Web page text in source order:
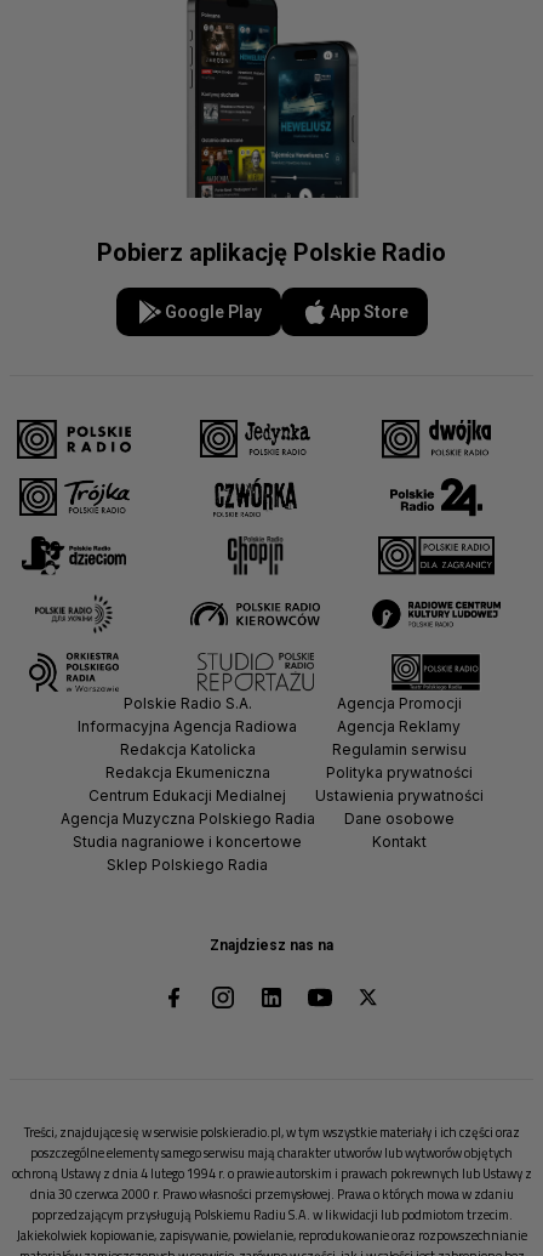
Pobierz aplikację Polskie Radio
Google Play App Store
Znajdziesz nas na
Polskie Radio S.A.
Informacyjna Agencja Radiowa
Redakcja Katolicka
Redakcja Ekumeniczna
Centrum Edukacji Medialnej
Agencja Muzyczna Polskiego Radia
Studia nagraniowe i koncertowe
Sklep Polskiego Radia
Agencja Promocji
Agencja Reklamy
Regulamin serwisu
Polityka prywatności
Ustawienia prywatności
Dane osobowe
Kontakt
Treści, znajdujące się w serwisie polskieradio.pl, w tym wszystkie materiały i ich części oraz
poszczególne elementy samego serwisu mają charakter utworów lub wytworów objętych
ochroną Ustawy z dnia 4 lutego 1994 r. o prawie autorskim i prawach pokrewnych lub Ustawy z
dnia 30 czerwca 2000 r. Prawo własności przemysłowej. Prawa o których mowa w zdaniu
poprzedzającym przysługują Polskiemu Radiu S.A. w likwidacji lub podmiotom trzecim.
Jakiekolwiek kopiowanie, zapisywanie, powielanie, reprodukowanie oraz rozpowszechnianie